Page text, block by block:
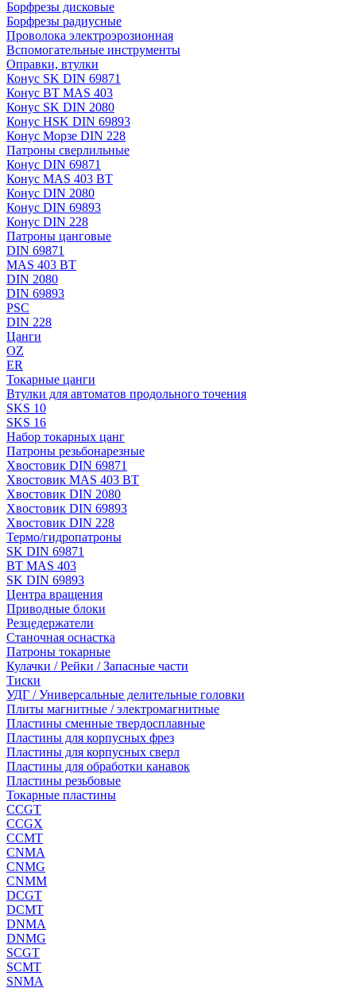
Борфрезы дисковые
Борфрезы радиусные
Проволока электроэрозионная
Вспомогательные инструменты
Оправки, втулки
Конус SK DIN 69871
Конус BT MAS 403
Конус SK DIN 2080
Конус HSK DIN 69893
Конус Морзе DIN 228
Патроны сверлильные
Конус DIN 69871
Конус MAS 403 BT
Конус DIN 2080
Конус DIN 69893
Конус DIN 228
Патроны цанговые
DIN 69871
MAS 403 BT
DIN 2080
DIN 69893
PSC
DIN 228
Цанги
OZ
ER
Токарные цанги
Втулки для автоматов продольного точения
SKS 10
SKS 16
Набор токарных цанг
Патроны резьбонарезные
Хвостовик DIN 69871
Хвостовик MAS 403 BT
Хвостовик DIN 2080
Хвостовик DIN 69893
Хвостовик DIN 228
Термо/гидропатроны
SK DIN 69871
BT MAS 403
SK DIN 69893
Центра вращения
Приводные блоки
Резцедержатели
Станочная оснастка
Патроны токарные
Кулачки / Рейки / Запасные части
Тиски
УДГ / Универсальные делительные головки
Плиты магнитные / электромагнитные
Пластины сменные твердосплавные
Пластины для корпусных фрез
Пластины для корпусных сверл
Пластины для обработки канавок
Пластины резьбовые
Токарные пластины
CCGT
CCGX
CCMT
CNMA
CNMG
CNMM
DCGT
DCMT
DNMA
DNMG
SCGT
SCMT
SNMA